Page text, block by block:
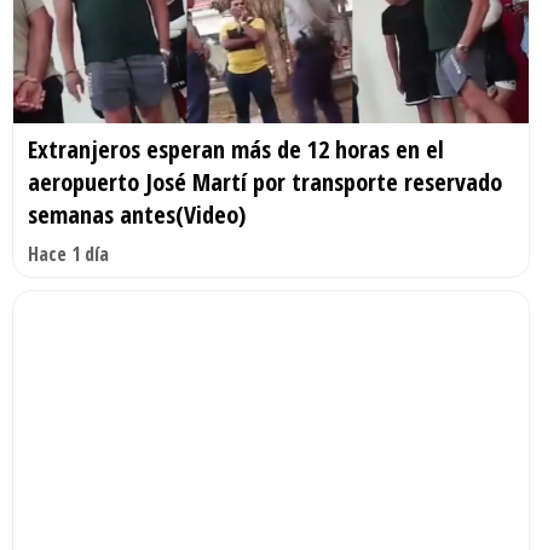
Extranjeros esperan más de 12 horas en el
aeropuerto José Martí por transporte reservado
semanas antes(Video)
Hace 1 día